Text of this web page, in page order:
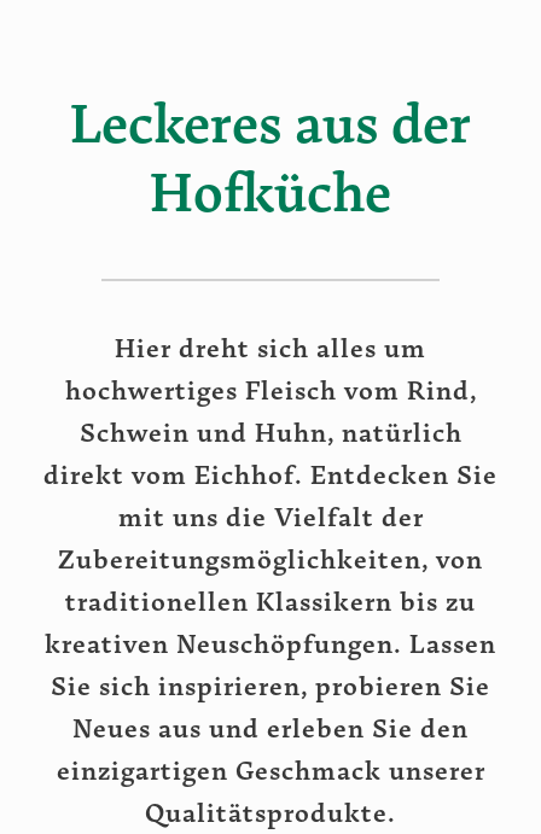
Leckeres aus der
Hofküche
Hier dreht sich alles um
hochwertiges Fleisch vom Rind,
Schwein und Huhn, natürlich
direkt vom Eichhof. Entdecken Sie
mit uns die Vielfalt der
Zubereitungsmöglichkeiten, von
traditionellen Klassikern bis zu
kreativen Neuschöpfungen. Lassen
Sie sich inspirieren, probieren Sie
Neues aus und erleben Sie den
einzigartigen Geschmack unserer
Qualitätsprodukte.